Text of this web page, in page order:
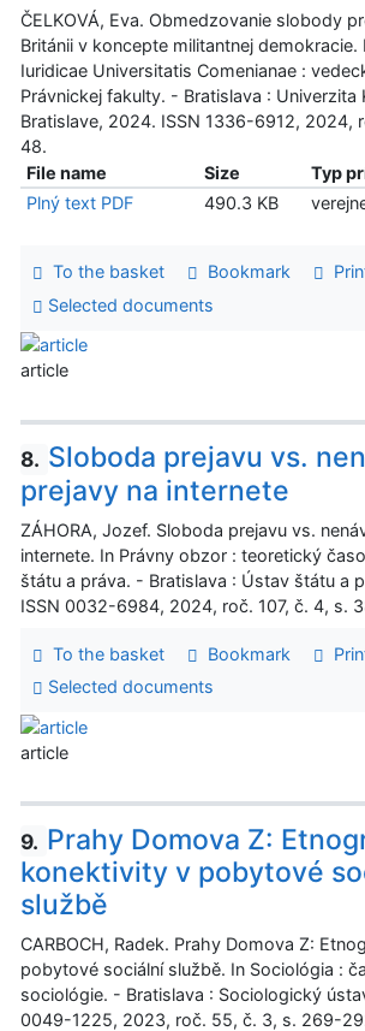
ČELKOVÁ, Eva. Obmedzovanie slobody
Británii v koncepte militantnej demokracie.
Iuridicae Universitatis Comenianae :
Právnickej fakulty. - Bratislava : Univerzita
Bratislave, 2024. ISSN 1336-6912, 2024,
48.
File name
Size
Typ
Plný text PDF
490.3 KB
To the basket Bookmark
Selected documents
article
8. Sloboda prejavu vs.
prejavy na internete
ZÁHORA, Jozef. Sloboda prejavu vs.
internete. In Právny obzor : teoretický
štátu a práva. - Bratislava : Ústav štátu a
ISSN 0032-6984, 2024, roč. 107, č. 4, s.
To the basket Bookmark
Selected documents
article
9. Prahy Domova Z:
konektivity v pobytové
službě
CARBOCH, Radek. Prahy Domova Z:
pobytové sociální službě. In Sociológia :
sociológie. - Bratislava : Sociologický
0049-1225, 2023, roč. 55, č. 3, s. 269-